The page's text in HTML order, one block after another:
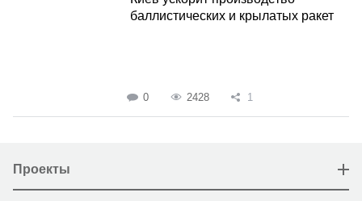
баллистических и крылатых ракет
0 2428 1
Проекты